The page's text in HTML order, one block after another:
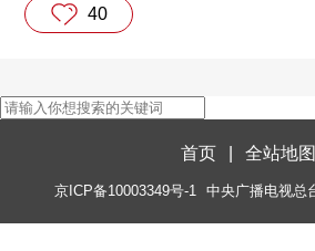
40
首页 全站地图
京ICP备10003349号-1 中央广播电视总